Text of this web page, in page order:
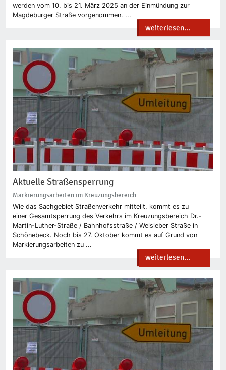
werden vom 10. bis 21. März 2025 an der Einmündung zur
Magdeburger Straße vorgenommen. ...
weiterlesen...
Aktuelle Straßensperrung
Markierungsarbeiten im Kreuzungsbereich
Wie das Sachgebiet Straßenverkehr mitteilt, kommt es zu
einer Gesamtsperrung des Verkehrs im Kreuzungsbereich Dr.-
Martin-Luther-Straße / Bahnhofsstraße / Welsleber Straße in
Schönebeck. Noch bis 27. Oktober kommt es auf Grund von
Markierungsarbeiten zu ...
weiterlesen...